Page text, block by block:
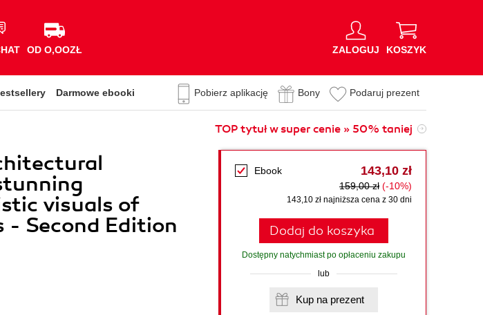
OD O,OOZŁ ZALOGUJ KOSZYK
Darmowe ebooki Pobierz aplikację Bony Podaruj prezent
TOP tytuł w super cenie » 50% taniej
visuals of
- Second Edition
Ebook 143,10 zł
159,00 zł (-10%)
143,10 zł najniższa cena z 30 dni
Dodaj do koszyka
Dostępny natychmiast po opłaceniu zakupu
lub
Kup na prezent